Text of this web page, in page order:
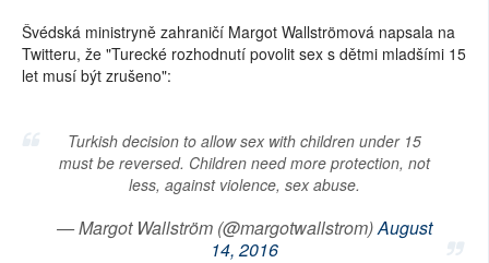
Švédská ministryně zahraničí Margot Wallströmová napsala na
Twitteru, že "Turecké rozhodnutí povolit sex s dětmi mladšími 15
let musí být zrušeno":
Turkish decision to allow sex with children under 15
must be reversed. Children need more protection, not
less, against violence, sex abuse.
— Margot Wallström (@margotwallstrom)August
14, 2016